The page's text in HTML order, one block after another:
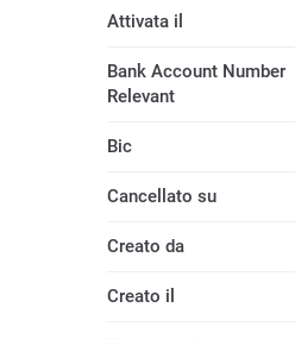
Attivata il
Bank Account Number
Relevant
Bic
Cancellato su
Creato da
Creato il